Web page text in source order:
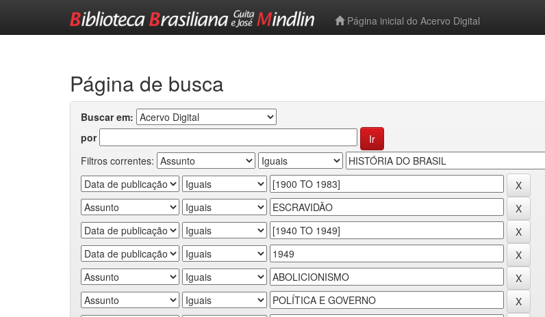
Página inicial do Acervo Digital
Página de busca
Buscar em:
por
Filtros correntes: